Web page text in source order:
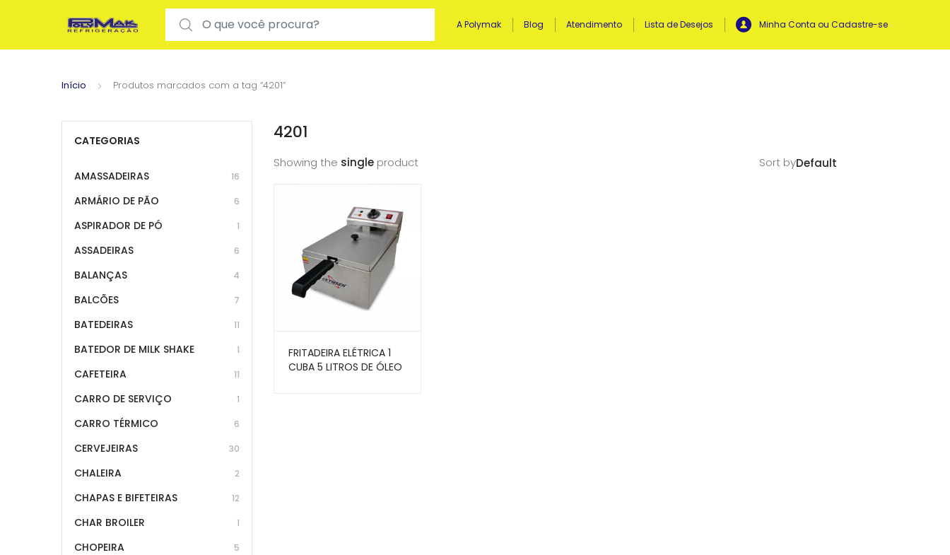
Search for:
A Polymak Blog Atendimento Lista de Desejos Minha Conta ou Cadastre-se
Início Produtos marcados com a tag “4201”
4201
Showing the single product Sort by
FRITADEIRA ELÉTRICA 1
CUBA 5 LITROS DE ÓLEO
CATEGORIAS
AMASSADEIRAS 16
ARMÁRIO DE PÃO 6
ASPIRADOR DE PÓ 1
ASSADEIRAS 6
BALANÇAS 4
BALCÕES 7
BATEDEIRAS 11
BATEDOR DE MILK SHAKE 1
CAFETEIRA 11
CARRO DE SERVIÇO 1
CARRO TÉRMICO 6
CERVEJEIRAS 30
CHALEIRA 2
CHAPAS E BIFETEIRAS 12
CHAR BROILER 1
CHOPEIRA 5